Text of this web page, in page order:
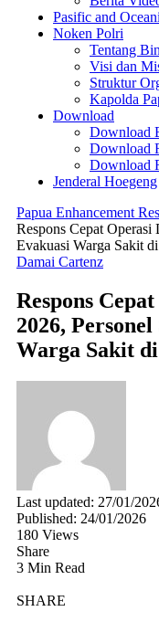
Pasific and
Noken Polri
Tentang
Visi dan
Struktur
Kapolda
Download
Download
Download
Download
Jenderal Hoegeng
Papua Enhancement
Respons Cepat
Evakuasi Warga Sakit
Damai Cartenz
Respons
2026,
Warga Sakit
Last updated: 27/01/
Published: 24/01/2026
180 Views
Share
3 Min Read
SHARE